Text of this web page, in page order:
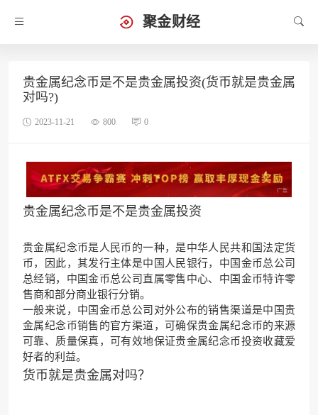
聚金财经
贵金属纪念币是不是贵金属投资(货币就是贵金属
对吗?)
2023-11-21 800 0
贵金属纪念币是不是贵金属投资
贵金属纪念币是人民币的一种，是中华人民共和国法定货
币，因此，其发行主体是中国人民银行，中国金币总公司
总经销，中国金币总公司直属零售中心、中国金币特许零
售商和部分商业银行分销。
一般来说，中国金币总公司对外公布的销售渠道是中国贵
金属纪念币销售的官方渠道，可确保贵金属纪念币的来源
可靠、质量保真，可有效地保证贵金属纪念币投资收藏爱
好者的利益。
货币就是贵金属对吗？